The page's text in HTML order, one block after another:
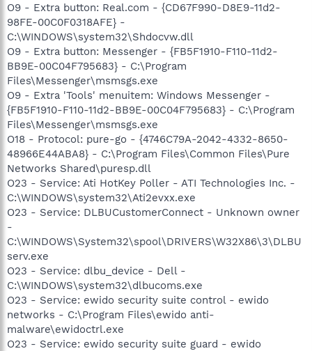
O9 - Extra button: Real.com - {CD67F990-D8E9-11d2-
98FE-00C0F0318AFE} -
C:\WINDOWS\system32\Shdocvw.dll
O9 - Extra button: Messenger - {FB5F1910-F110-11d2-
BB9E-00C04F795683} - C:\Program
Files\Messenger\msmsgs.exe
O9 - Extra 'Tools' menuitem: Windows Messenger -
{FB5F1910-F110-11d2-BB9E-00C04F795683} - C:\Program
Files\Messenger\msmsgs.exe
O18 - Protocol: pure-go - {4746C79A-2042-4332-8650-
48966E44ABA8} - C:\Program Files\Common Files\Pure
Networks Shared\puresp.dll
O23 - Service: Ati HotKey Poller - ATI Technologies Inc. -
C:\WINDOWS\system32\Ati2evxx.exe
O23 - Service: DLBUCustomerConnect - Unknown owner
-
C:\WINDOWS\System32\spool\DRIVERS\W32X86\3\DLBU
serv.exe
O23 - Service: dlbu_device - Dell -
C:\WINDOWS\system32\dlbucoms.exe
O23 - Service: ewido security suite control - ewido
networks - C:\Program Files\ewido anti-
malware\ewidoctrl.exe
O23 - Service: ewido security suite guard - ewido